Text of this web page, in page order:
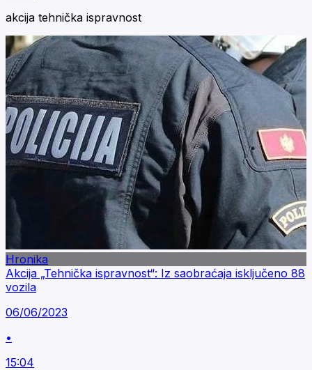
akcija tehnička ispravnost
Hronika
Akcija „Tehnička ispravnost“: Iz saobraćaja isključeno 88
vozila
06/06/2023
•
15:04